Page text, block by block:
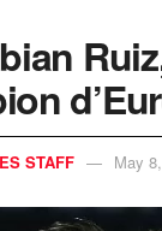
STAFF May